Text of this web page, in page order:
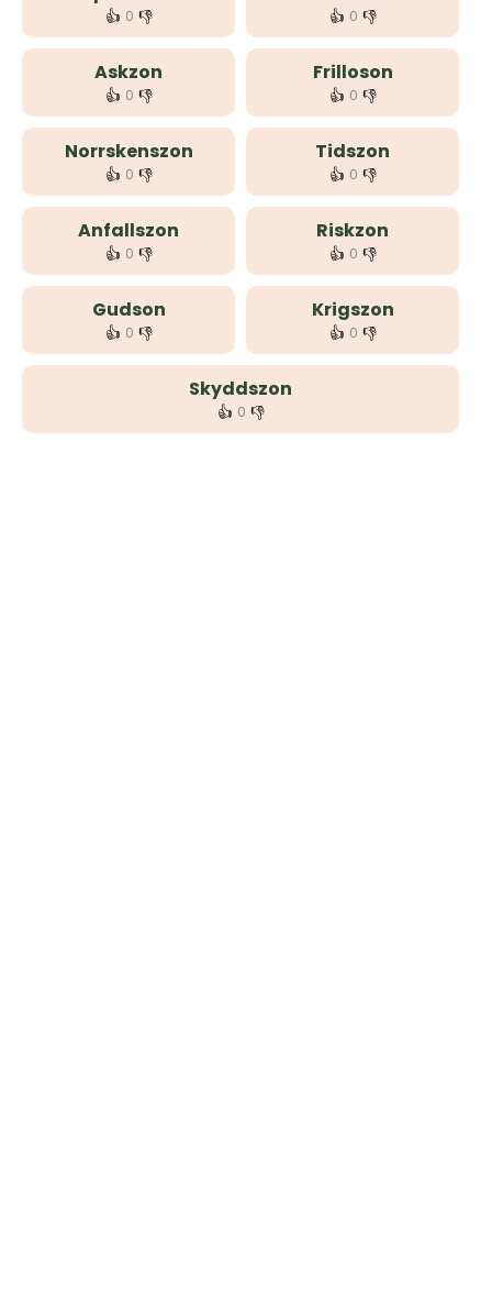
👍 0 👎 👍 0 👎
Askzon
👍 0 👎
Frilloson
👍 0 👎
Norrskenszon
👍 0 👎
Tidszon
👍 0 👎
Anfallszon
👍 0 👎
Riskzon
👍 0 👎
Gudson
👍 0 👎
Krigszon
👍 0 👎
Skyddszon
👍 0 👎